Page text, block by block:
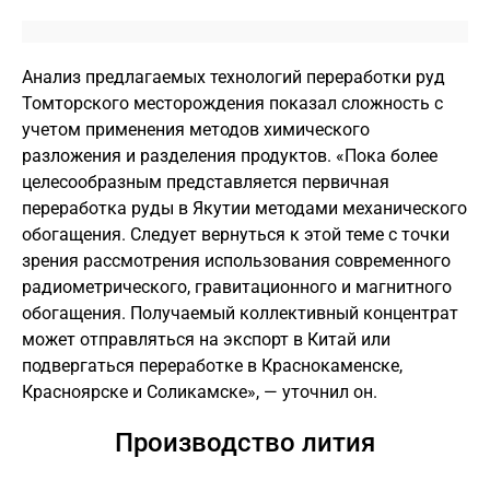
Анализ предлагаемых технологий переработки руд
Томторского месторождения показал сложность с
учетом применения методов химического
разложения и разделения продуктов. «Пока более
целесообразным представляется первичная
переработка руды в Якутии методами механического
обогащения. Следует вернуться к этой теме с точки
зрения рассмотрения использования современного
радиометрического, гравитационного и магнитного
обогащения. Получаемый коллективный концентрат
может отправляться на экспорт в Китай или
подвергаться переработке в Краснокаменске,
Красноярске и Соликамске», — уточнил он.
Производство лития